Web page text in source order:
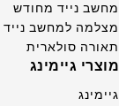
מחשב נייד מחודש
מצלמה למחשב נייד
תאורה סולארית
מוצרי גיימינג
גיימינג